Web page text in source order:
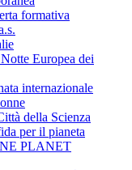
formativa
Europea dei
internazionale
della Scienza
per il pianeta
PLANET